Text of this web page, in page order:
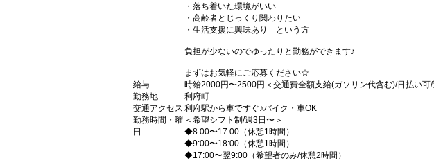
・落ち着いた環境がいい
・高齢者とじっくり関わりたい
・生活支援に興味あり という方
負担が少ないのでゆったりと勤務ができます♪
まずはお気軽にご応募ください☆
給与
時給2000円〜2500円＜交通費全額支給(ガソリン代含む)/日払い可/
勤務地
利府町
交通アクセス 利府駅から車ですぐ♪バイク・車OK
勤務時間・曜
日
＜希望シフト制/週3日〜＞
◆8:00〜17:00（休憩1時間）
◆9:00〜18:00（休憩1時間）
◆17:00〜翌9:00（希望者のみ/休憩2時間）